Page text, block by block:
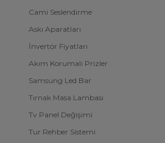
Cami Seslendirme
Askı Aparatları
İnvertör Fiyatları
Akım Korumalı Prizler
Samsung Led Bar
Tırnak Masa Lambası
Tv Panel Değişimi
Tur Rehber Sistemi